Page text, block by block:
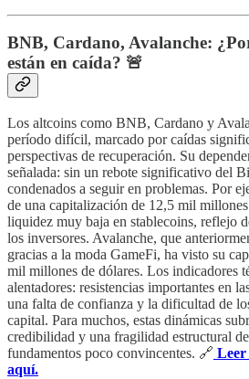
BNB, Cardano, Avalanche:
están en caída? 🚨
Los altcoins como BNB, Cardano y
período difícil, marcado por caídas
perspectivas de recuperación. Su
señalada: sin un rebote significativo del
condenados a seguir en problemas. Por
de una capitalización de 12,5 mil
liquidez muy baja en stablecoins, reflejo
los inversores. Avalanche, que
gracias a la moda GameFi, ha visto su
mil millones de dólares. Los indicadores
alentadores: resistencias importantes en
una falta de confianza y la dificultad de
capital. Para muchos, estas dinámicas
credibilidad y una fragilidad estructural
fundamentos poco convincentes. 🔗 Leer
aquí.